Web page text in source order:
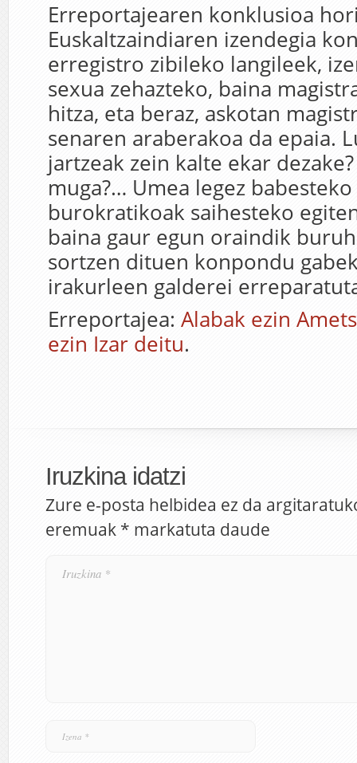
Erreportajearen konklusioa
Euskaltzaindiaren izendegia
erregistro zibileko langileek,
sexua zehazteko, baina
hitza, eta beraz, askotan
senaren araberakoa da epaia.
jartzeak zein kalte ekar
muga?… Umea legez
burokratikoak saihesteko
baina gaur egun oraindik
sortzen dituen konpondu
irakurleen galderei
Erreportajea: Alabak ezin
ezin Izar deitu.
Iruzkina idatzi
Zure e-posta helbidea ez da
eremuak * markatuta daude